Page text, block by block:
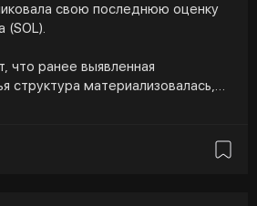
свою последнюю оценку
(SOL).
что ранее выявленная
структура материализовалась,
снижению импульсной
уже началось, для
преодолеть ключевые